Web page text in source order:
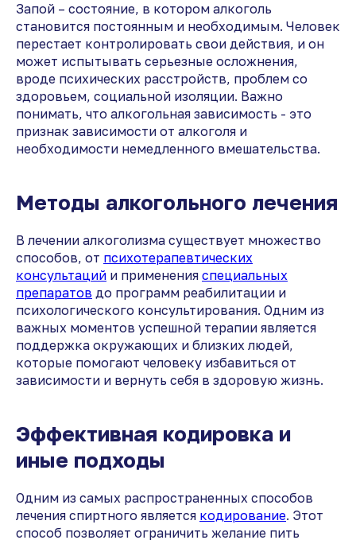
Запой – состояние, в котором алкоголь
становится постоянным и необходимым. Человек
перестает контролировать свои действия, и он
может испытывать серьезные осложнения,
вроде психических расстройств, проблем со
здоровьем, социальной изоляции. Важно
понимать, что алкогольная зависимость - это
признак зависимости от алкоголя и
необходимости немедленного вмешательства.
Методы алкогольного лечения
В лечении алкоголизма существует множество
способов, от психотерапевтических
консультаций и применения специальных
препаратов до программ реабилитации и
психологического консультирования. Одним из
важных моментов успешной терапии является
поддержка окружающих и близких людей,
которые помогают человеку избавиться от
зависимости и вернуть себя в здоровую жизнь.
Эффективная кодировка и
иные подходы
Одним из самых распространенных способов
лечения спиртного является кодирование. Этот
способ позволяет ограничить желание пить